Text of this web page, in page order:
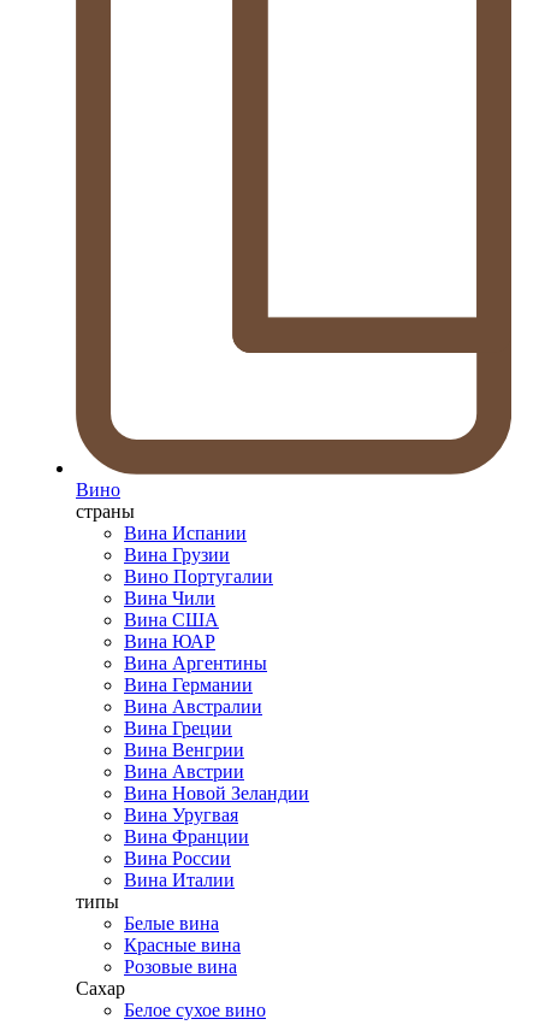
Вино
страны
Вина Испании
Вина Грузии
Вино Португалии
Вина Чили
Вина США
Вина ЮАР
Вина Аргентины
Вина Германии
Вина Австралии
Вина Греции
Вина Венгрии
Вина Австрии
Вина Новой Зеландии
Вина Уругвая
Вина Франции
Вина России
Вина Италии
типы
Белые вина
Красные вина
Розовые вина
Сахар
Белое сухое вино